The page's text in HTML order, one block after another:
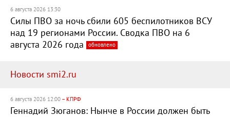
6 августа 2026 13:30
Силы ПВО за ночь сбили 605 беспилотников ВСУ
над 19 регионами России. Сводка ПВО на 6
августа 2026 года
обновлено
Новости smi2.ru
6 августа 2026 12:00 – КПРФ
Геннадий Зюганов: Нынче в России должен быть